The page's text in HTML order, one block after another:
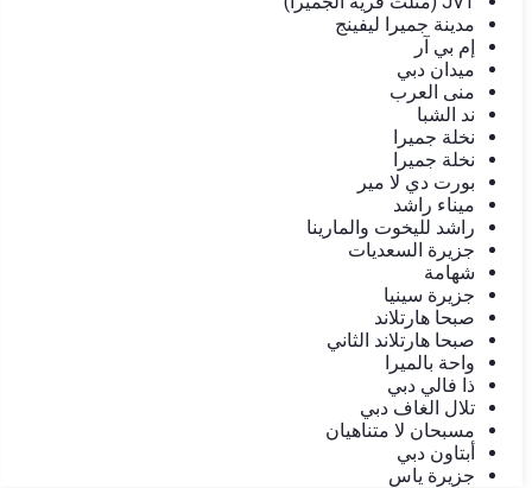
مدينة جميرا ليفينج
إم بي آر
ميدان دبي
منى العرب
ند الشبا
نخلة جميرا
نخلة جميرا
بورت دي لا مير
ميناء راشد
راشد لليخوت والمارينا
جزيرة السعديات
شهامة
جزيرة سينيا
صبحا هارتلاند
صبحا هارتلاند الثاني
واحة بالميرا
ذا فالي دبي
تلال الغاف دبي
مسبحان لا متناهيان
أبتاون دبي
جزيرة ياس